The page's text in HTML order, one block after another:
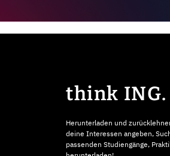
think ING.
Herunterladen und
deine Interessen angeben,
passenden Studiengänge,